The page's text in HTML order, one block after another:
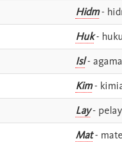
Hidm-
Huk-
Isl-
Kim-
Lay-
Mat-